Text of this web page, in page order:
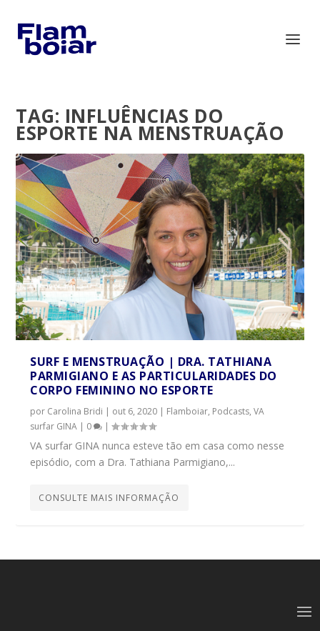
TAG: INFLUÊNCIAS DO
ESPORTE NA MENSTRUAÇÃO
SURF E MENSTRUAÇÃO | DRA. TATHIANA
PARMIGIANO E AS PARTICULARIDADES DO
CORPO FEMININO NO ESPORTE
por Carolina Bridi | out 6, 2020 | Flamboiar, Podcasts,VA
surfar GINA | 0 |
VA surfar GINA nunca esteve tão em casa como nesse
episódio, com a Dra. Tathiana Parmigiano,...
CONSULTE MAIS INFORMAÇÃO